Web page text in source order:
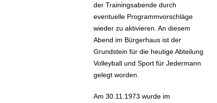
der Trainingsabende durch
eventuelle Programmvorschläge
wieder zu aktivieren. An diesem
Abend im Bürgerhaus ist der
Grundstein für die heutige Abteilung
Volleyball und Sport für Jedermann
gelegt worden.
Am 30.11.1973 wurde im